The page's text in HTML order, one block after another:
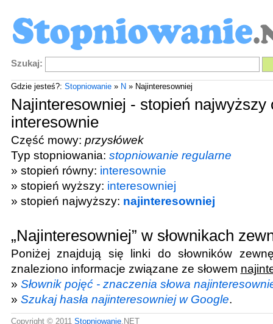
Szukaj:
Gdzie jesteś?: Stopniowanie» N » Najinteresowniej
Najinteresowniej - stopień najwyższy
interesownie
Część mowy: przysłówek
Typ stopniowania: stopniowanie regularne
» stopień równy: interesownie
» stopień wyższy: interesowniej
» stopień najwyższy: najinteresowniej
„Najinteresowniej” w słownikach
Poniżej znajdują się linki do słowników
znaleziono informacje związane ze słowem
» Słownik pojęć - znaczenia słowa
» Szukaj hasła najinteresowniej w Google.
Copyright © 2011 Stopniowanie.NET